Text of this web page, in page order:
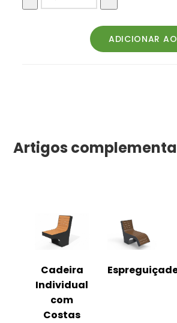
Artigos
Cadeira
Individual
com
Costas